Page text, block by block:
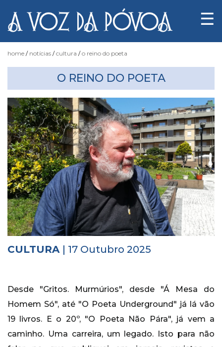
Fotógrafo
do
Acaso
Luas
e
Marés
Histórico
Vídeos
☰
home notícias cultura o reino do poeta
O REINO DO POETA
CULTURA | 17 Outubro 2025
Desde "Gritos. Murmúrios", desde "Á Mesa do
Homem Só", até "O Poeta Underground" já lá vão
19 livros. E o 20º, "O Poeta Não Pára", já vem a
caminho. Uma carreira, um legado. Isto para não